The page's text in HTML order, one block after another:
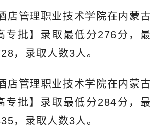
店管理职业技术学院在内蒙古
专批】录取最低分276分，最
，录取人数3人。
店管理职业技术学院在内蒙古
专批】录取最低分284分，最
，录取人数3人。